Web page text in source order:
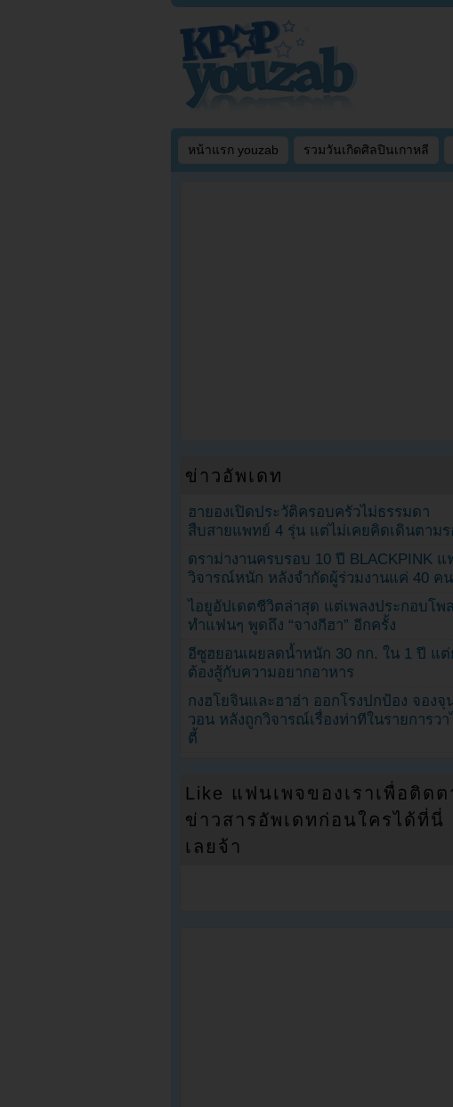
หน้าแรก youzab รวมวันเกิดศิลปินเกาหลี
ข่าวอัพเดท
ฮายองเปิดประวัติครอบครัวไม่ธรรมดา
สืบสายแพทย์ 4 รุ่น แต่ไม่เคยคิดเดินตามร
ดราม่างานครบรอบ 10 ปี BLACKPINK แ
วิจารณ์หนัก หลังจำกัดผู้ร่วมงานแค่ 40 คน
ไอยูอัปเดตชีวิตล่าสุด แต่เพลงประกอบโพ
ทำแฟนๆ พูดถึง “จางกีฮา” อีกครั้ง
อีซูฮยอนเผยลดน้ำหนัก 30 กก. ใน 1 ปี แต่
ต้องสู้กับความอยากอาหาร
กงฮโยจินและฮาฮ่า ออกโรงปกป้อง จองจุ
วอน หลังถูกวิจารณ์เรื่องท่าทีในรายการวา
ตี้
Like แฟนเพจของเราเพื่อติดต
ข่าวสารอัพเดทก่อนใครได้ที่นี่
เลยจ้า